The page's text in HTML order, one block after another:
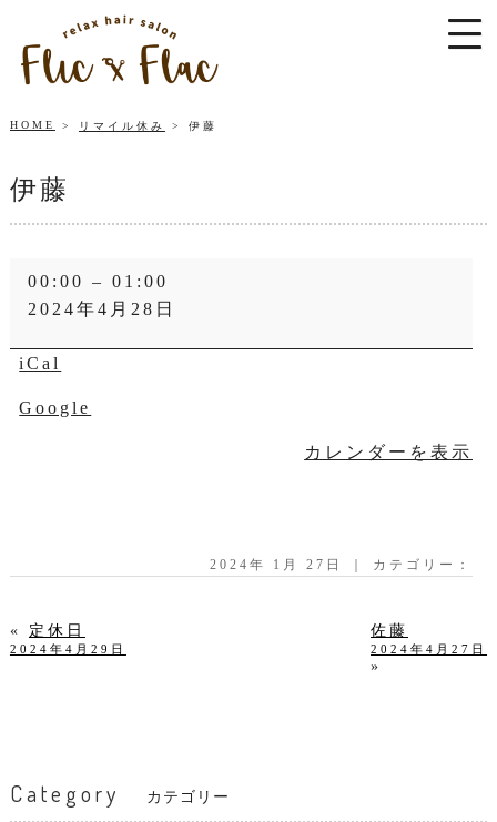
HOME リマイル休み 伊藤
伊藤
00:00 – 01:00
2024年4月28日
iCal
Google
カレンダーを表示
2024年 1月 27日 ｜ カテゴリー：
« 定休日
2024年4月29日
佐藤
2024年4月27日
»
Category カテゴリー